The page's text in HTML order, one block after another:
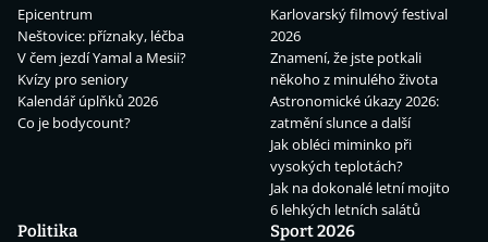
Epicentrum
Neštovice: příznaky, léčba
V čem jezdí Yamal a Mesii?
Kvízy pro seniory
Kalendář úplňků 2026
Co je bodycount?
Karlovarský filmový festival
2026
Znamení, že jste potkali
někoho z minulého života
Astronomické úkazy 2026:
zatmění slunce a další
Jak obléci miminko při
vysokých teplotách?
Jak na dokonalé letní mojito
6 lehkých letních salátů
Politika
Sport 2026